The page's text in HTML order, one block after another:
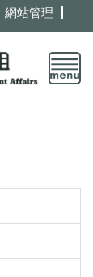
網站管理